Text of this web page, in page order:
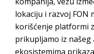
lokaciju i razvoj FON
korišćenje platformi
prikupljamo iz
ekosistemima